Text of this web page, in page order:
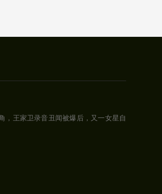
，王家卫录音丑闻被爆后，又一女星自